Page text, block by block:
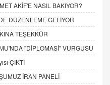
AKİF'E NASIL BAKIYOR?
DÜZENLEME GELİYOR
TEŞEKKÜR
"DİPLOMASİ" VURGUSU
ÇIKTI
İRAN PANELİ